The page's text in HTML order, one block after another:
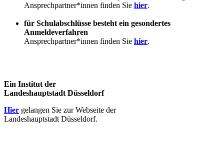
Ansprechpartner*innen finden Sie hier.
für Schulabschlüsse besteht ein gesondertes
Anmeldeverfahren
Ansprechpartner*innen finden Sie hier.
Ein Institut der
Landeshauptstadt Düsseldorf
Hier gelangen Sie zur Webseite der
Landeshauptstadt Düsseldorf.